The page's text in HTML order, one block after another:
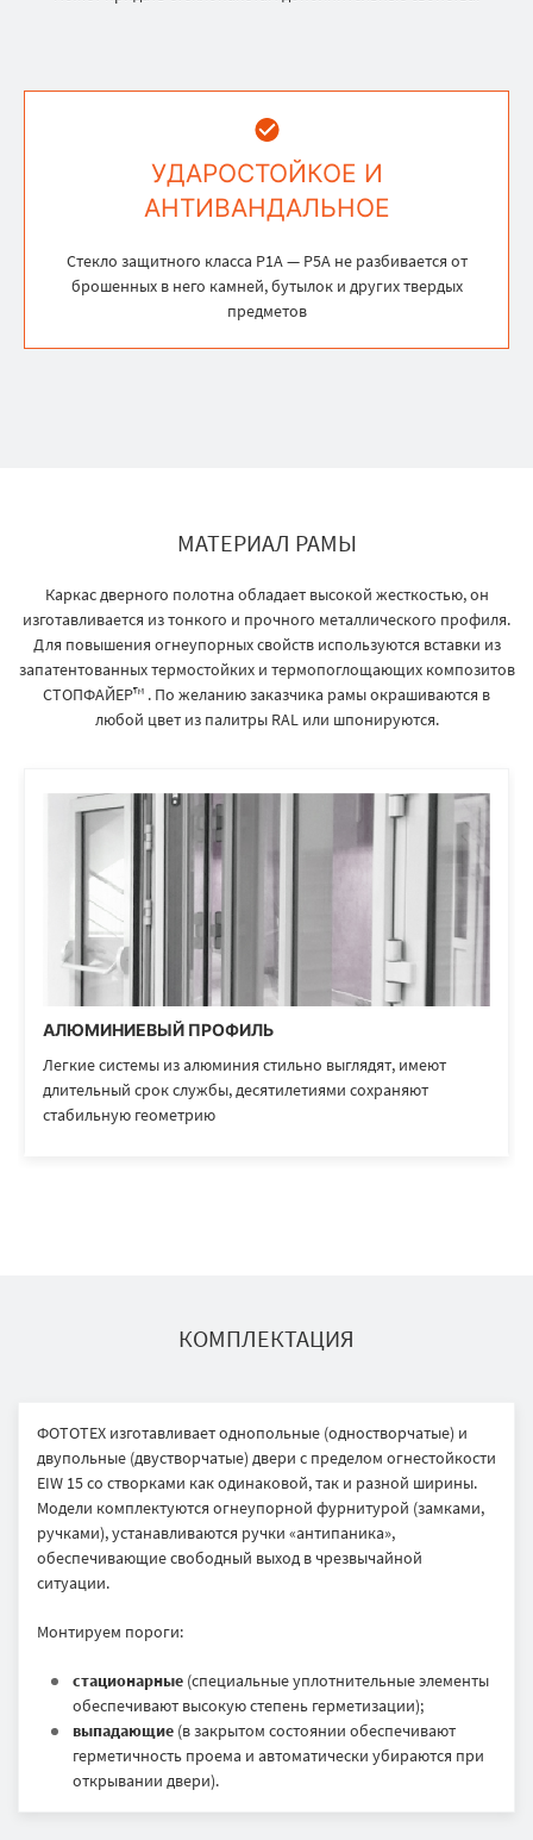
УДАРОСТОЙКОЕ И
АНТИВАНДАЛЬНОЕ
Стекло защитного класса Р1А — Р5А не разбивается от
брошенных в него камней, бутылок и других твердых
предметов
МАТЕРИАЛ РАМЫ
Каркас дверного полотна обладает высокой жесткостью, он
изготавливается из тонкого и прочного металлического профиля.
Для повышения огнеупорных свойств используются вставки из
запатентованных термостойких и термопоглощающих композитов
СТОПФАЙЕР™ . По желанию заказчика рамы окрашиваются в
любой цвет из палитры RAL или шпонируются.
АЛЮМИНИЕВЫЙ ПРОФИЛЬ
Легкие системы из алюминия стильно выглядят, имеют
длительный срок службы, десятилетиями сохраняют
стабильную геометрию
КОМПЛЕКТАЦИЯ
ФОТОТЕХ изготавливает однопольные (одностворчатые) и
двупольные (двустворчатые) двери с пределом огнестойкости
EIW 15 со створками как одинаковой, так и разной ширины.
Модели комплектуются огнеупорной фурнитурой (замками,
ручками), устанавливаются ручки «антипаника»,
обеспечивающие свободный выход в чрезвычайной
ситуации.
Монтируем пороги:
стационарные (специальные уплотнительные элементы
обеспечивают высокую степень герметизации);
выпадающие (в закрытом состоянии обеспечивают
герметичность проема и автоматически убираются при
открывании двери).